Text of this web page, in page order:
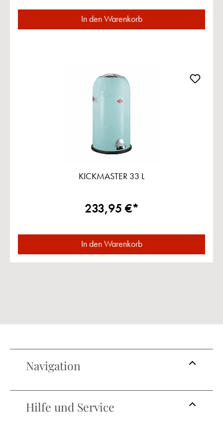
In den Warenkorb
KICKMASTER 33 L
233,95 €*
In den Warenkorb
Navigation
Hilfe und Service